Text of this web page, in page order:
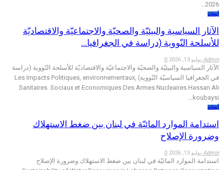
2026…
أبحاث
الآثار السياسية والبيئيّة والصحيّة والاجتماعيّة والاقتصاديّة
للأسلحة النّووية (دراسة في الجغرافيا…
Admin يوليو 13, 2026 0
الآثار السياسية والبيئيّة والصحيّة والاجتماعيّة والاقتصاديّة للأسلحة النّووية (دراسة
في الجغرافيا السياسيّة النّووية) Les Impacts Politiques, environnementaux,
Sanitaires Sociaux et Economiques Des Armes Nucleaires Hassan Ali
koubaysi…
أبحاث
استدامة الموارد المائيّة في لبنان بين ضغط الاستهلاك
وضرورة الإصلاح
Admin يوليو 13, 2026 0
استدامة الموارد المائيّة في لبنان بين ضغط الاستهلاك وضرورة الإصلاح